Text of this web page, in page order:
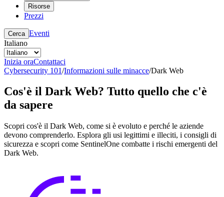
Risorse
Prezzi
Cerca Eventi
Italiano
Inizia oraContattaci
Cybersecurity 101/Informazioni sulle minacce/Dark Web
Cos'è il Dark Web? Tutto quello che c'è
da sapere
Scopri cos'è il Dark Web, come si è evoluto e perché le aziende
devono comprenderlo. Esplora gli usi legittimi e illeciti, i consigli di
sicurezza e scopri come SentinelOne combatte i rischi emergenti del
Dark Web.